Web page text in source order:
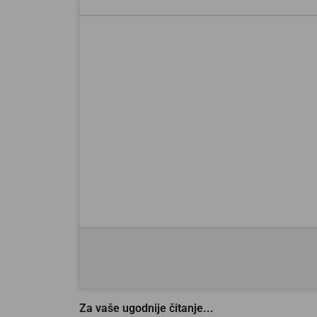
Za vaše ugodnije čitanje...